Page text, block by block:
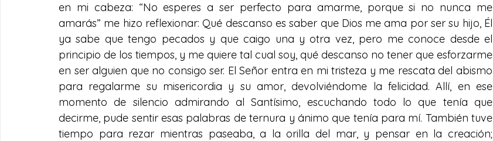
en mi cabeza: “No esperes a ser perfecto para amarme, porque si no nunca me
amarás” me hizo reflexionar: Qué descanso es saber que Dios me ama por ser su hijo, Él
ya sabe que tengo pecados y que caigo una y otra vez, pero me conoce desde el
principio de los tiempos, y me quiere tal cual soy, qué descanso no tener que esforzarme
en ser alguien que no consigo ser. El Señor entra en mi tristeza y me rescata del abismo
para regalarme su misericordia y su amor, devolviéndome la felicidad. Allí, en ese
momento de silencio admirando al Santísimo, escuchando todo lo que tenía que
decirme, pude sentir esas palabras de ternura y ánimo que tenía para mí. También tuve
tiempo para rezar mientras paseaba, a la orilla del mar, y pensar en la creación;